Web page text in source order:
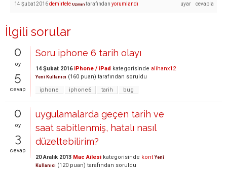
14 Şubat 2016demirtele Uzman tarafından yorumlandı
İlgili sorular
0
oy
5
cevap
Soru iphone 6 tarih olayı
14 Şubat 2016 iPhone / iPad kategorisinde alihanx12
Yeni Kullanıcı (160 puan) tarafından soruldu
iphone
iphone6 tarih bug
0
oy
3
cevap
uygulamalarda geçen tarih ve
saat sabitlenmiş, hatalı nasıl
düzeltebilirim?
20 Aralık 2013 Mac Ailesi kategorisinde kont Yeni
Kullanıcı (120 puan) tarafından soruldu